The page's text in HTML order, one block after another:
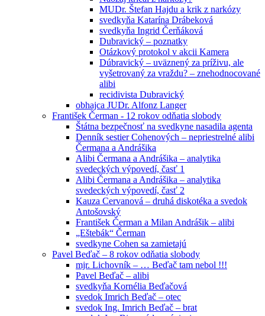
MUDr. Štefan Hajdu a krik z narkózy
svedkyňa Katarína Drábeková
svedkyňa Ingrid Čerňáková
Dubravický – poznatky
Otázkový protokol v akcii Kamera
Dúbravický – uväznený za príživu, ale
vyšetrovaný za vraždu? – znehodnocované
alibi
recidivista Dubravický
obhajca JUDr. Alfonz Langer
František Čerman - 12 rokov odňatia slobody
Štátna bezpečnosť na svedkyne nasadila agenta
Denník sestier Cohenových – nepriestrelné alibi
Čermana a Andrášika
Alibi Čermana a Andrášika – analytika
svedeckých výpovedí, časť 1
Alibi Čermana a Andrášika – analytika
svedeckých výpovedí, časť 2
Kauza Cervanová – druhá diskotéka a svedok
Antošovský
František Čerman a Milan Andrášik – alibi
„Eštebák“ Čerman
svedkyne Cohen sa zamietajú
Pavel Beďač – 8 rokov odňatia slobody
mjr. Lichovník – … Beďač tam nebol !!!
Pavel Beďač – alibi
svedkyňa Kornélia Beďačová
svedok Imrich Beďač – otec
svedok Ing. Imrich Beďač – brat